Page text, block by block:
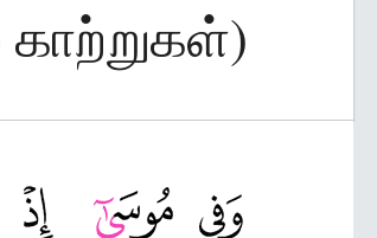
காற்றுகள்)